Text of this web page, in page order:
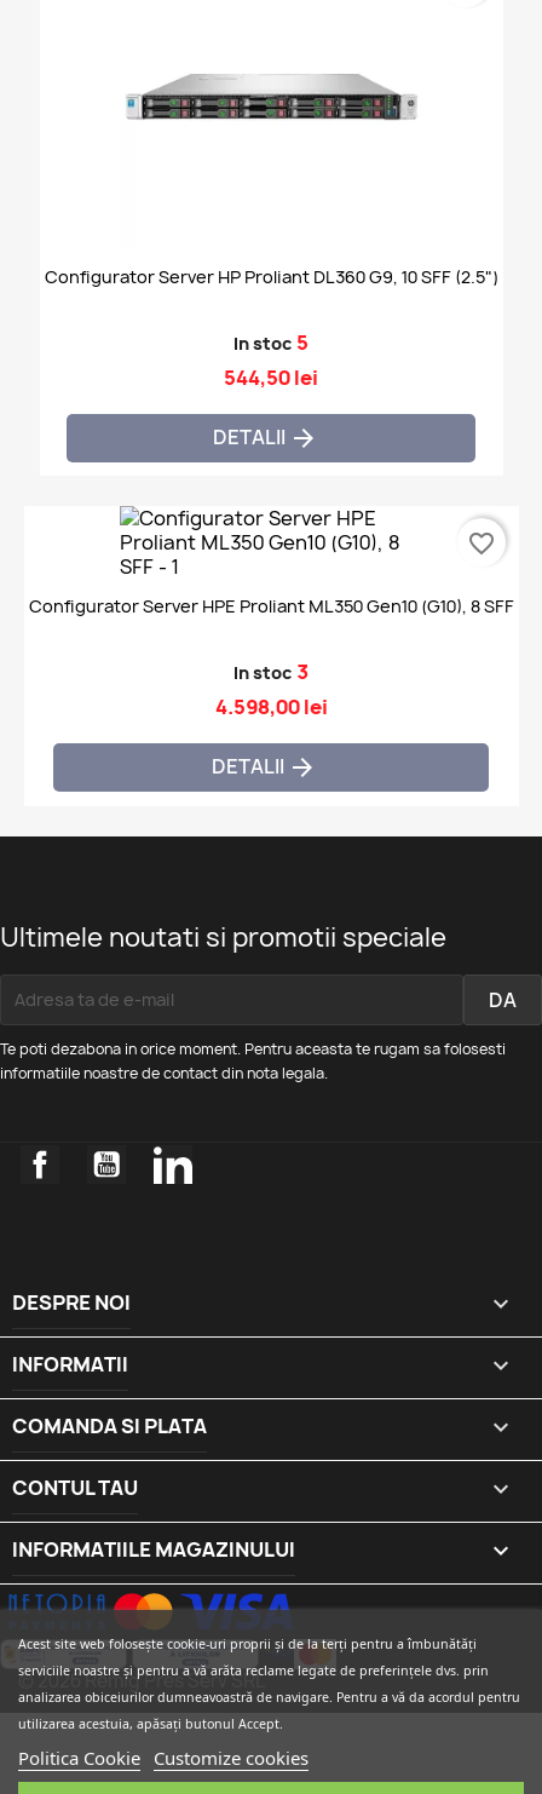
Configurator Server HP Proliant DL360 G9, 10 SFF (2.5")
In stoc 5
544,50 lei
DETALII 
Configurator Server HPE Proliant ML350 Gen10 (G10), 8 SFF
In stoc 3
4.598,00 lei
DETALII 
favorite_border
Ultimele noutati si promotii speciale
Te poti dezabona in orice moment. Pentru aceasta te rugam sa folosesti
informatiile noastre de contact din nota legala.
FacebookYouTubeLinkedIn
DESPRE NOI 
INFORMATII 
COMANDA SI PLATA 
CONTUL TAU 
INFORMATIILE MAGAZINULUI keyboard_arrow_down
Acest site web folosește cookie-uri proprii și de la terți pentru a îmbunătăți
serviciile noastre și pentru a vă arăta reclame legate de preferințele dvs. prin
analizarea obiceiurilor dumneavoastră de navigare. Pentru a vă da acordul pentru
utilizarea acestuia, apăsați butonul Accept.
Politica Cookie Customize cookies
© 2026 Remig Pres Serv SRL